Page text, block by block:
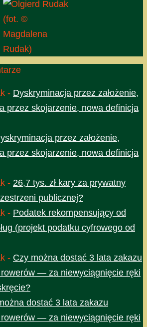
(fot. ©
Magdalena
Rudak)
- Dyskryminacja przez założenie,
przez skojarzenie, nowa definicja
przez założenie,
przez skojarzenie, nowa definicja
- 26,7 tys. zł kary za prywatny
publicznej?
- Podatek rekompensujący od
(projekt podatku cyfrowego od
- Czy można dostać 3 lata zakazu
— za niewyciągnięcie ręki
dostać 3 lata zakazu
— za niewyciągnięcie ręki